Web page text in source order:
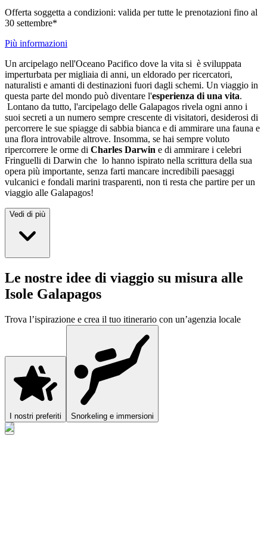
Offerta soggetta a condizioni: valida per tutte le prenotazioni fino al
30 settembre*
Più informazioni
Un arcipelago nell'Oceano Pacifico dove la vita si è sviluppata
imperturbata per migliaia di anni, un eldorado per ricercatori,
naturalisti e amanti di destinazioni fuori dagli schemi. Un viaggio in
questa parte del mondo può diventare l'esperienza di una vita.
Lontano da tutto, l'arcipelago delle Galapagos rivela ogni anno i
suoi secreti a un numero sempre crescente di visitatori, desiderosi di
percorrere le sue spiagge di sabbia bianca e di ammirare una fauna e
una flora introvabile altrove. Insomma, se hai sempre voluto
ripercorrere le orme di Charles Darwin e di ammirare i celebri
Fringuelli di Darwin che lo hanno ispirato nella scrittura della sua
opera più importante, senza farti mancare incredibili paesaggi
vulcanici e fondali marini trasparenti, non ti resta che partire per un
viaggio alle Galapagos!
Vedi di più
Le nostre idee di viaggio su misura alle
Isole Galapagos
Trova l’ispirazione e crea il tuo itinerario con un’agenzia locale
I nostri preferiti Snorkeling e immersioni